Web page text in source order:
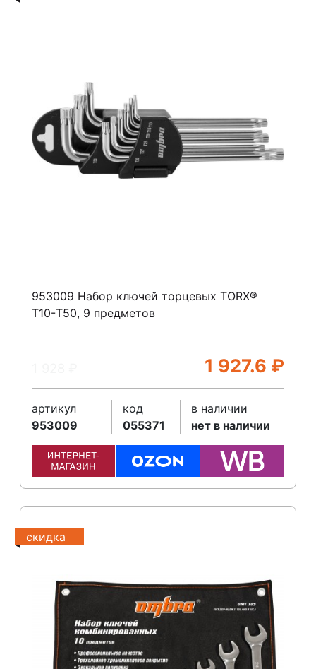
953009 Набор ключей торцевых TORX®
Т10-T50, 9 предметов
1 927.6 ₽
артикул
953009
код
055371
в наличии
нет в наличии
скидка